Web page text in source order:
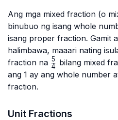
Ang mga mixed fraction (o
binubuo ng isang whole
isang proper fraction. Gamit
halimbawa, maaari nating
fraction na \frac{5}
{4}
4
5 bilang mixed
ang 1 ay ang whole number
fraction.
Unit Fractions